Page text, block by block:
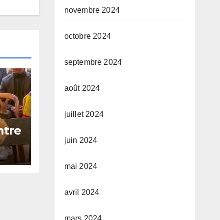
novembre 2024
octobre 2024
septembre 2024
août 2024
juillet 2024
juin 2024
mai 2024
avril 2024
mars 2024